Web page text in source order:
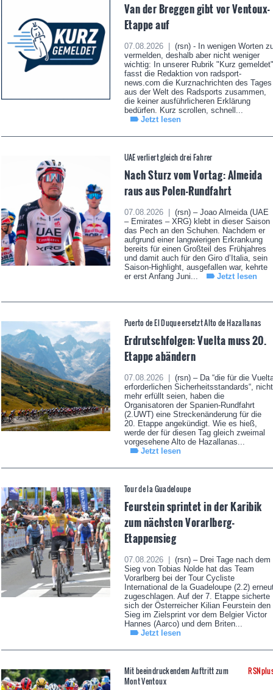
Van der Breggen gibt vor Ventoux-
Etappe auf
07.08.2026 |
(rsn) - In wenigen Worten
vermelden, deshalb aber nicht weniger
wichtig: In unserer Rubrik "Kurz gemeldet"
fasst die Redaktion von radsport-
news.com die Kurznachrichten des Tages
aus der Welt des Radsports zusammen,
die keiner ausführlicheren Erklärung
bedürfen. Kurz scrollen, schnell...
Jetzt lesen
UAE verliert gleich drei Fahrer
Nach Sturz vom Vortag: Almeida
raus aus Polen-Rundfahrt
07.08.2026 |
(rsn) – Joao Almeida (UAE
– Emirates – XRG) klebt in dieser Saison
das Pech an den Schuhen. Nachdem er
aufgrund einer langwierigen Erkrankung
bereits für einen Großteil des Frühjahres
und damit auch für den Giro d’Italia, sein
Saison-Highlight, ausgefallen war, kehrte
er erst Anfang Juni...
Jetzt lesen
Puerto de El Duque ersetzt Alto de Hazallanas
Erdrutschfolgen: Vuelta muss 20.
Etappe abändern
07.08.2026 |
(rsn) – Da “die für die
erforderlichen Sicherheitsstandards“, nicht
mehr erfüllt seien, haben die
Organisatoren der Spanien-Rundfahrt
(2.UWT) eine Streckenänderung für die
20. Etappe angekündigt. Wie es hieß,
werde der für diesen Tag gleich zweimal
vorgesehene Alto de Hazallanas...
Jetzt lesen
Tour de la Guadeloupe
Feurstein sprintet in der Karibik
zum nächsten Vorarlberg-
Etappensieg
07.08.2026 |
(rsn) – Drei Tage nach dem
Sieg von Tobias Nolde hat das Team
Vorarlberg bei der Tour Cycliste
International de la Guadeloupe (2.2)
zugeschlagen. Auf der 7. Etappe sicherte
sich der Österreicher Kilian Feurstein den
Sieg im Zielsprint vor dem Belgier Victor
Hannes (Aarco) und dem Briten...
Jetzt lesen
Mit beeindruckendem Auftritt zum
Mont Ventoux